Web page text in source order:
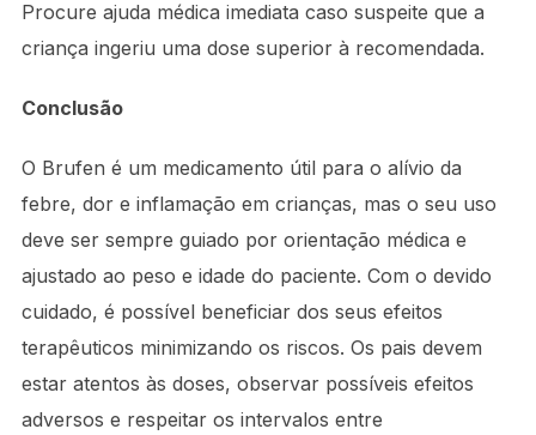
Procure ajuda médica imediata caso suspeite que a
criança ingeriu uma dose superior à recomendada.
Conclusão
O Brufen é um medicamento útil para o alívio da
febre, dor e inflamação em crianças, mas o seu uso
deve ser sempre guiado por orientação médica e
ajustado ao peso e idade do paciente. Com o devido
cuidado, é possível beneficiar dos seus efeitos
terapêuticos minimizando os riscos. Os pais devem
estar atentos às doses, observar possíveis efeitos
adversos e respeitar os intervalos entre